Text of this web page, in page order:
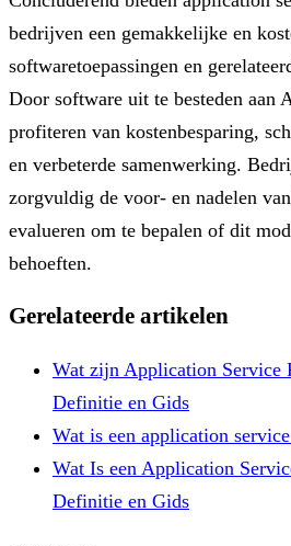
bedrijven een gemakkelijke en
softwaretoepassingen en
Door software uit te besteden aan
profiteren van kostenbesparing,
en verbeterde samenwerking.
zorgvuldig de voor- en nadelen
evalueren om te bepalen of dit
behoeften.
Gerelateerde artikelen
Wat zijn Application Service
Definitie en Gids
Wat is een application
Wat Is een Application
Definitie en Gids